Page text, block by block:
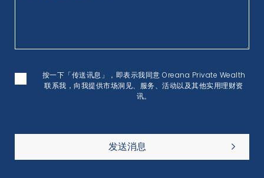
按一下「传送讯息」，即表示我同意 Oreana Private Wealth
联系我，向我提供市场洞见、服务、活动以及其他实用理财资
讯。
发送消息